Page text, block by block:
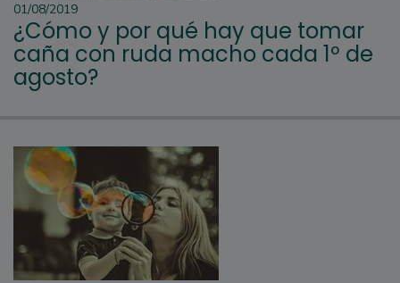
01/08/2019
¿Cómo y por qué hay que tomar
caña con ruda macho cada 1º de
agosto?